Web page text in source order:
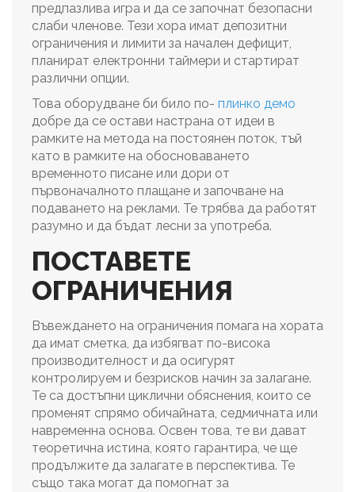
предпазлива игра и да се започнат безопасни
слаби членове. Тези хора имат депозитни
ограничения и лимити за начален дефицит,
планират електронни таймери и стартират
различни опции.
Това оборудване би било по- плинко демо
добре да се остави настрана от идеи в
рамките на метода на постоянен поток, тъй
като в рамките на обосноваването
временното писане или дори от
първоначалното плащане и започване на
подаването на реклами. Те трябва да работят
разумно и да бъдат лесни за употреба.
ПОСТАВЕТЕ
ОГРАНИЧЕНИЯ
Въвеждането на ограничения помага на хората
да имат сметка, да избягват по-висока
производителност и да осигурят
контролируем и безрисков начин за залагане.
Те са достъпни циклични обяснения, които се
променят спрямо обичайната, седмичната или
навременна основа. Освен това, те ви дават
теоретична истина, която гарантира, че ще
продължите да залагате в перспектива. Те
също така могат да помогнат за